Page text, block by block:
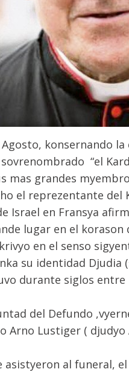
konsernando
“el
mas grandes
el reprezentante del
Israel en Fransya
lugar en el
en el senso
su identidad Djudia
durante siglos
del Defundo
Lustiger ( djudyo
al funeral,